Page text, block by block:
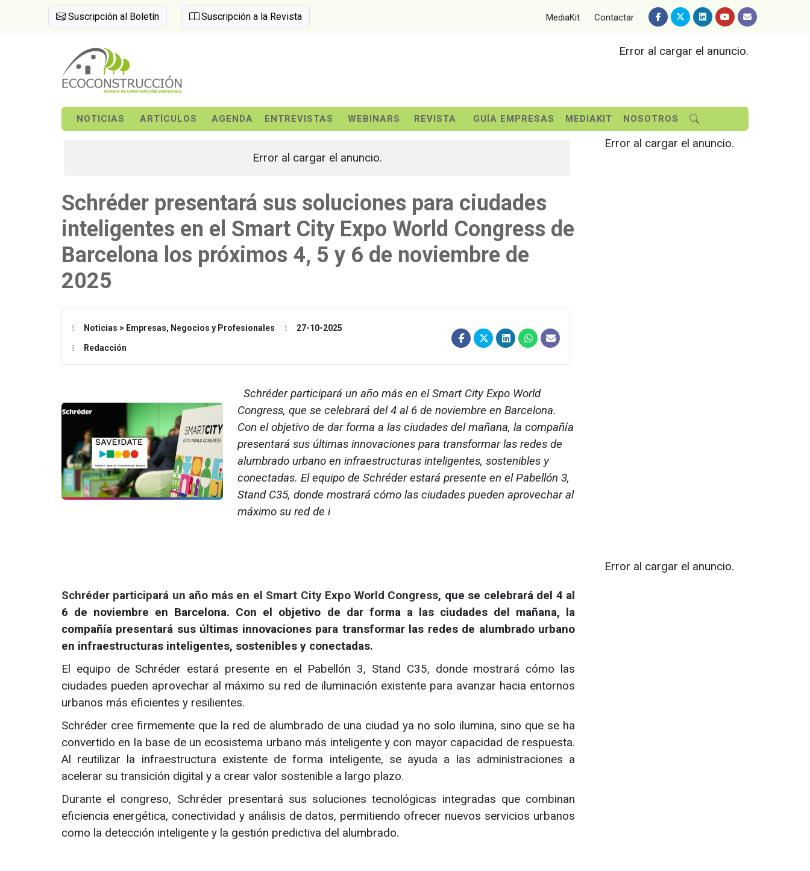
Suscripción al Boletín Suscripción a la Revista MediaKit Contactar
Error al cargar el anuncio.
NOTICIAS ARTÍCULOS AGENDA ENTREVISTAS WEBINARS REVISTA GUÍA EMPRESAS MEDIAKIT NOSOTROS
Error al cargar el anuncio.
Schréder presentará sus soluciones para ciudades
inteligentes en el Smart City Expo World Congress de
Barcelona los próximos 4, 5 y 6 de noviembre de
2025
Noticias > Empresas, Negocios y Profesionales 27-10-2025
Redacción
Schréder participará un año más en el Smart City Expo World
Congress, que se celebrará del 4 al 6 de noviembre en Barcelona.
Con el objetivo de dar forma a las ciudades del mañana, la compañía
presentará sus últimas innovaciones para transformar las redes de
alumbrado urbano en infraestructuras inteligentes, sostenibles y
conectadas. El equipo de Schréder estará presente en el Pabellón 3,
Stand C35, donde mostrará cómo las ciudades pueden aprovechar al
máximo su red de i
Error al cargar el anuncio.
Schréder participará un año más en el Smart City Expo World Congress, que se celebrará del 4 al
6 de noviembre en Barcelona. Con el objetivo de dar forma a las ciudades del mañana, la
compañía presentará sus últimas innovaciones para transformar las redes de alumbrado urbano
en infraestructuras inteligentes, sostenibles y conectadas.
El equipo de Schréder estará presente en el Pabellón 3, Stand C35, donde mostrará cómo las
ciudades pueden aprovechar al máximo su red de iluminación existente para avanzar hacia entornos
urbanos más eficientes y resilientes.
Schréder cree firmemente que la red de alumbrado de una ciudad ya no solo ilumina, sino que se ha
convertido en la base de un ecosistema urbano más inteligente y con mayor capacidad de respuesta.
Al reutilizar la infraestructura existente de forma inteligente, se ayuda a las administraciones a
acelerar su transición digital y a crear valor sostenible a largo plazo.
Durante el congreso, Schréder presentará sus soluciones tecnológicas integradas que combinan
eficiencia energética, conectividad y análisis de datos, permitiendo ofrecer nuevos servicios urbanos
como la detección inteligente y la gestión predictiva del alumbrado.
Error al cargar el anuncio.